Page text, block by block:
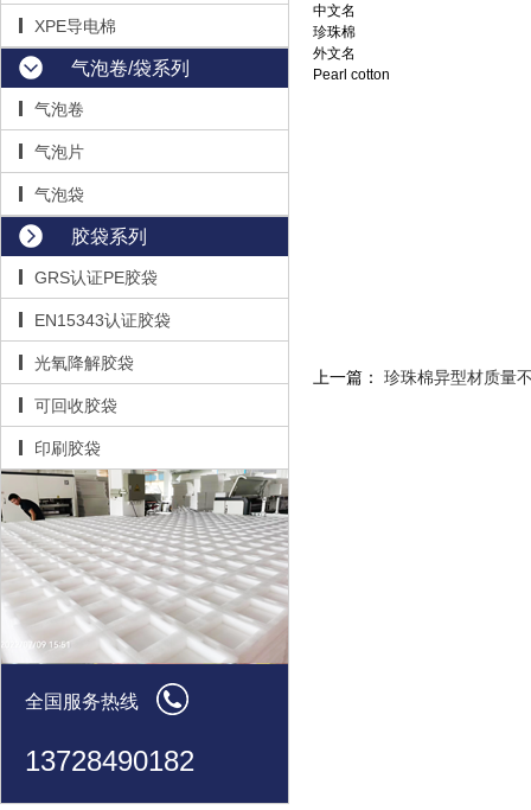
XPE导电棉
气泡卷/袋系列
气泡卷
气泡片
气泡袋
胶袋系列
GRS认证PE胶袋
EN15343认证胶袋
光氧降解胶袋
可回收胶袋
印刷胶袋
全国服务热线
13728490182
中文名
珍珠棉
外文名
Pearl cotton
上一篇： 珍珠棉异型材质量